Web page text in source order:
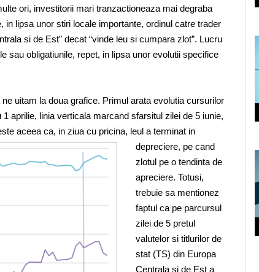
ori, investitorii mari tranzactioneaza mai degraba
in lipsa unor stiri locale importante, ordinul catre trader
si de Est” decat “vinde leu si cumpara zlot”. Lucru
sau obligatiunile, repet, in lipsa unor evolutii specifice
uitam la doua grafice. Primul arata evolutia cursurilor
aprilie, linia verticala marcand sfarsitul zilei de 5 iunie,
aceea ca, in ziua cu pricina, leul a terminat in
depreciere, pe cand
zlotul pe o tendinta de
apreciere. Totusi,
trebuie sa mentionez
faptul ca pe parcursul
zilei de 5 pretul
valutelor si titlurilor de
stat (TS) din Europa
Centrala si de Est a